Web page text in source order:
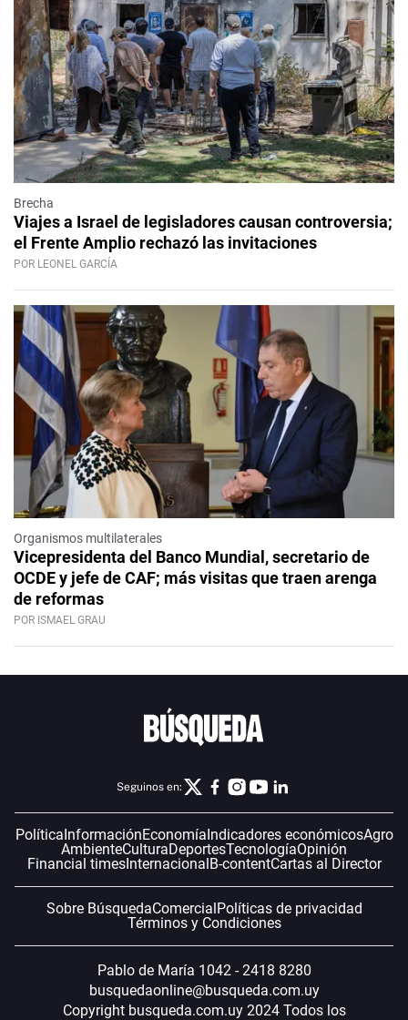
Brecha
Viajes a Israel de legisladores causan controversia;
el Frente Amplio rechazó las invitaciones
POR LEONEL GARCÍA
Organismos multilaterales
Vicepresidenta del Banco Mundial, secretario de
OCDE y jefe de CAF; más visitas que traen arenga
de reformas
POR ISMAEL GRAU
Seguinos en:
PolíticaInformaciónEconomíaIndicadores económicosAgro
AmbienteCulturaDeportesTecnologíaOpinión
Financial timesInternacionalB-contentCartas al Director
Sobre BúsquedaComercialPolíticas de privacidad
Términos y Condiciones
Pablo de María 1042 - 2418 8280
busquedaonline@busqueda.com.uy
Copyright busqueda.com.uy 2024 Todos los